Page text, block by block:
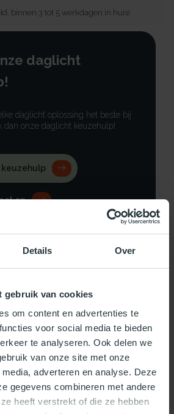
Details Over
gebruik van cookies
om content en advertenties te
voor social media te bieden
te analyseren. Ook delen we
van onze site met onze
adverteren en analyse. Deze
gegevens combineren met andere
heeft verstrekt of die ze hebben
binnen 3 tot 5 werkdagen in huis!
daglicht
daglicht oplossing het beste bij
dan onze daglicht keuzehulp!
keuzehulp
op
maakt: